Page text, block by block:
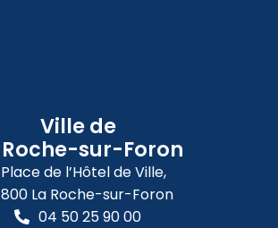
Ville de
Roche-sur-Foron
Place de l’Hôtel de Ville,
La Roche-sur-Foron
04 50 25 90 00